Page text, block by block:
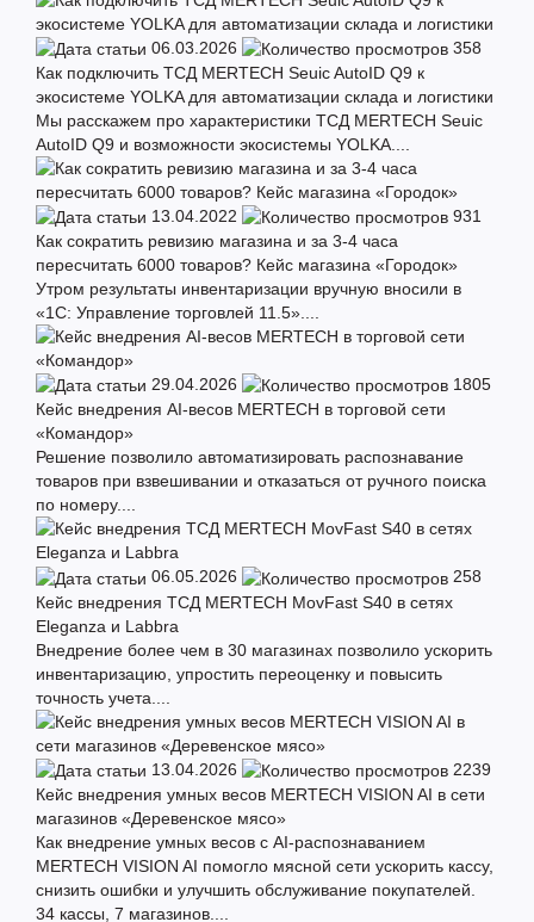
06.03.2026
358
Как подключить ТСД MERTECH Seuic AutoID Q9 к
экосистеме YOLKA для автоматизации склада и логистики
Мы расскажем про характеристики ТСД MERTECH Seuic
AutoID Q9 и возможности экосистемы YOLKA....
13.04.2022
931
Как сократить ревизию магазина и за 3-4 часа
пересчитать 6000 товаров? Кейс магазина «Городок»
Утром результаты инвентаризации вручную вносили в
«1С: Управление торговлей 11.5»....
29.04.2026
1805
Кейс внедрения AI-весов MERTECH в торговой сети
«Командор»
Решение позволило автоматизировать распознавание
товаров при взвешивании и отказаться от ручного поиска
по номеру....
06.05.2026
258
Кейс внедрения ТСД MERTECH MovFast S40 в сетях
Eleganza и Labbra
Внедрение более чем в 30 магазинах позволило ускорить
инвентаризацию, упростить переоценку и повысить
точность учета....
13.04.2026
2239
Кейс внедрения умных весов MERTECH VISION AI в сети
магазинов «Деревенское мясо»
Как внедрение умных весов с AI-распознаванием
MERTECH VISION AI помогло мясной сети ускорить кассу,
снизить ошибки и улучшить обслуживание покупателей.
34 кассы, 7 магазинов....